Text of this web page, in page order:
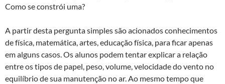
Como se constrói uma?
A partir desta pergunta simples são acionados conhecimentos
de física, matemática, artes, educação física, para ficar apenas
em alguns casos. Os alunos podem tentar explicar a relação
entre os tipos de papel, peso, volume, velocidade do vento no
equilíbrio de sua manutenção no ar. Ao mesmo tempo que